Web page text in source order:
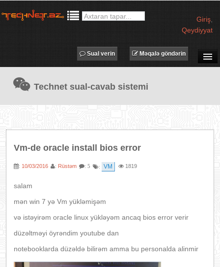
Giriş
Qeydiyyat
TECHNET TV
MƏQALƏLƏR
PROQRAMLAR
AVADANLIQLAR
Məqalə göndərin
Sual verin
Technet sual-cavab sistemi
Vm-de oracle install bios error
: 10/03/2016 : Rüstəm : 5 : VM 1819
salam
mən win 7 yə Vm yükləmişəm
və istəyirəm oracle linux yükləyəm ancaq bios error verir
düzəltməyi öyrəndim youtube dan
notebooklarda düzəldə bilirəm amma bu personalda alinmir